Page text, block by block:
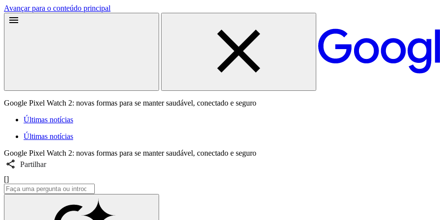
Avançar para o conteúdo principal
Google Pixel Watch 2: novas formas para se manter saudável, conectado e seguro
Últimas notícias
Últimas notícias
Google Pixel Watch 2: novas formas para se manter saudável, conectado e seguro
Partilhar
[]